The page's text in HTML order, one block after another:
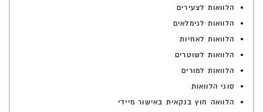
הלוואות לצעירים
הלוואות לגימלאים
הלוואות לאחיות
הלוואות לשוטרים
הלוואות למורים
סוגי הלוואות
הלוואה חוץ בנקאית באישור מיידי